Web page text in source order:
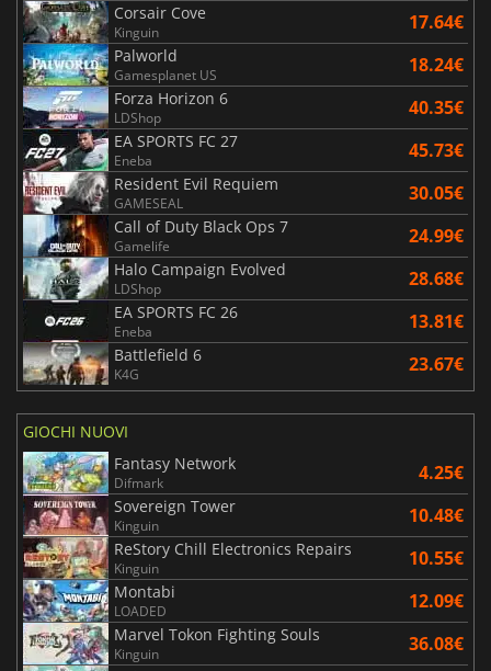
Corsair Cove
Kinguin 17.64€
Palworld
Gamesplanet US 18.24€
Forza Horizon 6
LDShop 40.35€
EA SPORTS FC 27
Eneba 45.73€
Resident Evil Requiem
GAMESEAL 30.05€
Call of Duty Black Ops 7
Gamelife 24.99€
Halo Campaign Evolved
LDShop 28.68€
EA SPORTS FC 26
Eneba 13.81€
Battlefield 6
K4G 23.67€
GIOCHI NUOVI
Fantasy Network
Difmark 4.25€
Sovereign Tower
Kinguin 10.48€
ReStory Chill Electronics Repairs
Kinguin 10.55€
Montabi
LOADED 12.09€
Marvel Tokon Fighting Souls
Kinguin 36.08€